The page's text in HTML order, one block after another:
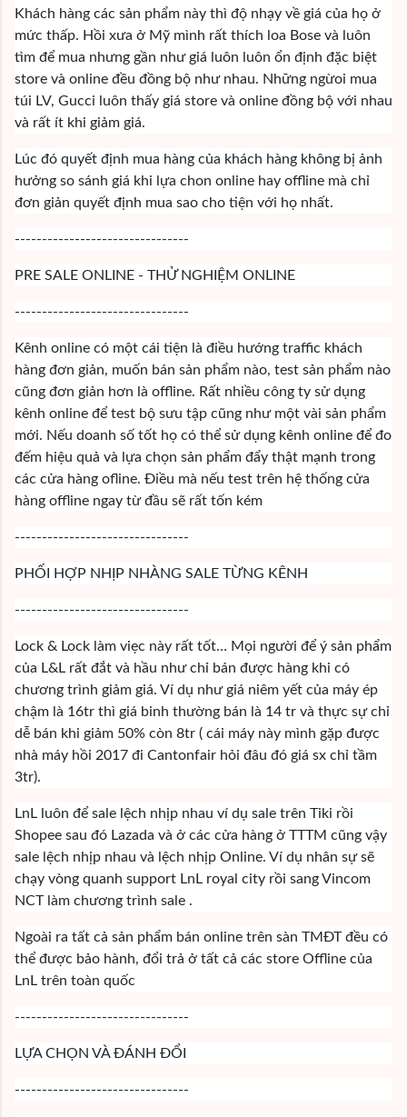
Khách hàng các sản phẩm này thì độ nhạy về giá của họ ở
mức thấp. Hồi xưa ở Mỹ mình rất thích loa Bose và luôn
tìm để mua nhưng gần như giá luôn luôn ổn định đặc biệt
store và online đều đồng bộ như nhau. Những ngừoi mua
túi LV, Gucci luôn thấy giá store và online đồng bộ với nhau
và rất ít khi giảm giá.
Lúc đó quyết định mua hàng của khách hàng không bị ảnh
hưởng so sánh giá khi lựa chon online hay offline mà chỉ
đơn giản quyết định mua sao cho tiện với họ nhất.
--------------------------------
PRE SALE ONLINE - THỬ NGHIỆM ONLINE
--------------------------------
Kênh online có một cái tiện là điều hướng traffic khách
hàng đơn giản, muốn bán sản phẩm nào, test sản phẩm nào
cũng đơn giản hơn là offline. Rất nhiều công ty sử dụng
kênh online để test bộ sưu tập cũng như một vài sản phẩm
mới. Nếu doanh số tốt họ có thể sử dụng kênh online để đo
đếm hiệu quả và lựa chọn sản phẩm đẩy thật mạnh trong
các cửa hàng ofline. Điều mà nếu test trên hệ thống cửa
hàng offline ngay từ đầu sẽ rất tốn kém
--------------------------------
PHỐI HỢP NHỊP NHÀNG SALE TỪNG KÊNH
--------------------------------
Lock & Lock làm viẹc này rất tốt… Mọi người để ý sản phẩm
của L&L rất đắt và hầu như chỉ bán được hàng khi có
chương trình giảm giá. Ví dụ như giá niêm yết của máy ép
chậm là 16tr thì giá binh thường bán là 14 tr và thực sự chỉ
dễ bán khi giảm 50% còn 8tr ( cái máy này mình gặp được
nhà máy hồi 2017 đi Cantonfair hỏi đâu đó giá sx chỉ tầm
3tr).
LnL luôn để sale lệch nhịp nhau ví dụ sale trên Tiki rồi
Shopee sau đó Lazada và ở các cửa hàng ở TTTM cũng vậy
sale lệch nhịp nhau và lệch nhịp Online. Ví dụ nhân sự sẽ
chạy vòng quanh support LnL royal city rồi sang Vincom
NCT làm chương trình sale .
Ngoài ra tất cả sản phẩm bán online trên sàn TMĐT đều có
thể được bảo hành, đổi trả ở tất cả các store Offline của
LnL trên toàn quốc
--------------------------------
LỰA CHỌN VÀ ĐÁNH ĐỔI
--------------------------------